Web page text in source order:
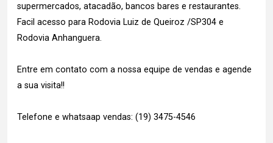
supermercados, atacadão, bancos bares e restaurantes.
Facil acesso para Rodovia Luiz de Queiroz /SP304 e
Rodovia Anhanguera.
Entre em contato com a nossa equipe de vendas e agende
a sua visita!!
Telefone e whatsaap vendas: (19) 3475-4546